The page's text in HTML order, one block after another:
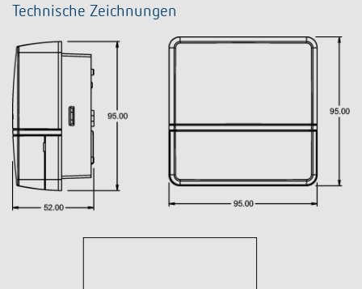
Technische Zeichnungen